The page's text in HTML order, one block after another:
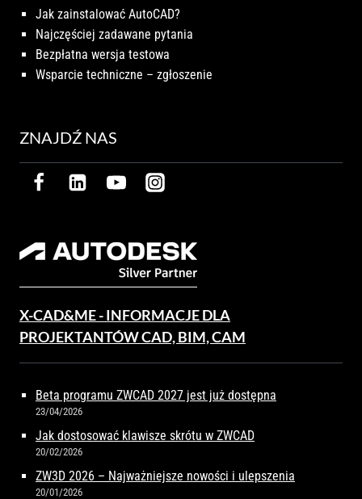
Jak zainstalować AutoCAD?
Najczęściej zadawane pytania
Bezpłatna wersja testowa
Wsparcie techniczne – zgłoszenie
ZNAJDŹ NAS
X-CAD&ME - INFORMACJE DLA
PROJEKTANTÓW CAD, BIM, CAM
Beta programu ZWCAD 2027 jest już dostępna
23/04/2026
Jak dostosować klawisze skrótu w ZWCAD
20/02/2026
ZW3D 2026 – Najważniejsze nowości i ulepszenia
20/01/2026